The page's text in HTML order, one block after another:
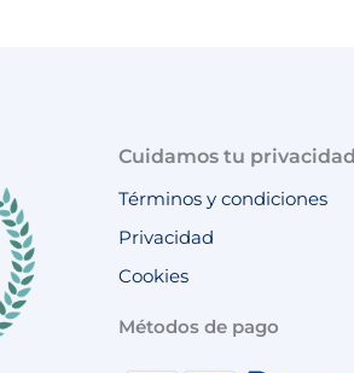
Cuidamos tu privacidad
Términos y condiciones
Privacidad
Cookies
Métodos de pago